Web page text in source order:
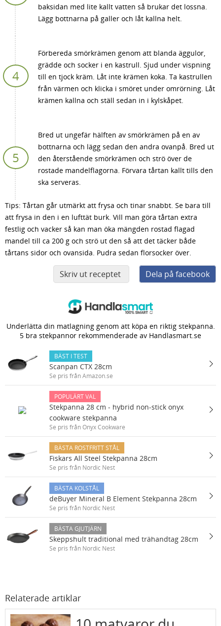
baksidan med lite kallt vatten så brukar det lossna.
Lägg bottnarna på galler och låt kallna helt.
Förbereda smörkrämen genom att blanda äggulor,
grädde och socker i en kastrull. Sjud under vispning
till en tjock kräm. Låt inte krämen koka. Ta kastrullen
från värmen och klicka i smöret under omrörning. Låt
krämen kallna och ställ sedan in i kylskåpet.
Bred ut ungefär hälften av smörkrämen på en av
bottnarna och lägg sedan den andra ovanpå. Bred ut
den återstående smörkrämen och strö över de
rostade mandelflagorna. Förvara tårtan kallt tills den
ska serveras.
Tips: Tårtan går utmärkt att frysa och tinar snabbt. Se bara till
att frysa in den i en lufttät burk. Vill man göra tårtan extra
festlig och vacker så kan man öka mängden rostad flagad
mandel till ca 200 g och strö ut den så att det täcker både
tårtans sidor och ovansida. Pudra sedan florsocker över.
Skriv ut receptet Dela på facebook
Underlätta din matlagning genom att köpa en riktig stekpanna.
5 bra stekpannor rekommenderade av Handlasmart.se
BÄST I TEST
Scanpan CTX 28cm
Se pris från Amazon.se
POPULÄRT VAL
Stekpanna 28 cm - hybrid non-stick onyx
cookware stekpanna
Se pris från Onyx Cookware
BÄSTA ROSTFRITT STÅL
Fiskars All Steel Stekpanna 28cm
Se pris från Nordic Nest
BÄSTA KOLSTÅL
deBuyer Mineral B Element Stekpanna 28cm
Se pris från Nordic Nest
BÄSTA GJUTJÄRN
Skeppshult traditional med trähandtag 28cm
Se pris från Nordic Nest
Relaterade artiklar